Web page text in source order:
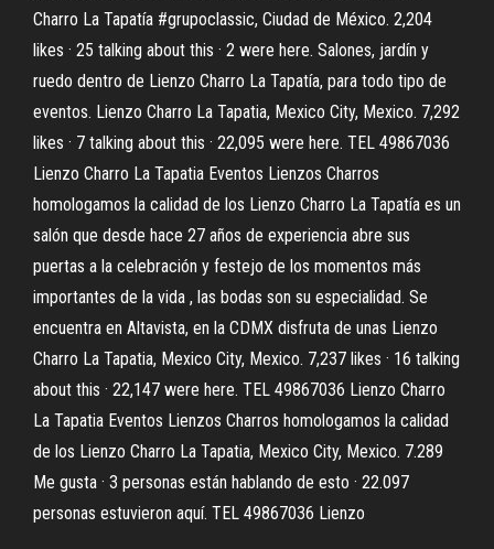
Charro La Tapatía #grupoclassic, Ciudad de México. 2,204
likes · 25 talking about this · 2 were here. Salones, jardín y
ruedo dentro de Lienzo Charro La Tapatía, para todo tipo de
eventos. Lienzo Charro La Tapatia, Mexico City, Mexico. 7,292
likes · 7 talking about this · 22,095 were here. TEL 49867036
Lienzo Charro La Tapatia Eventos Lienzos Charros
homologamos la calidad de los Lienzo Charro La Tapatía es un
salón que desde hace 27 años de experiencia abre sus
puertas a la celebración y festejo de los momentos más
importantes de la vida , las bodas son su especialidad. Se
encuentra en Altavista, en la CDMX disfruta de unas Lienzo
Charro La Tapatia, Mexico City, Mexico. 7,237 likes · 16 talking
about this · 22,147 were here. TEL 49867036 Lienzo Charro
La Tapatia Eventos Lienzos Charros homologamos la calidad
de los Lienzo Charro La Tapatia, Mexico City, Mexico. 7.289
Me gusta · 3 personas están hablando de esto · 22.097
personas estuvieron aquí. TEL 49867036 Lienzo